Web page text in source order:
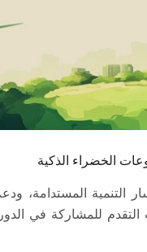
الخضراء الذكية
التنمية المستدامة،
التقدم للمشاركة في